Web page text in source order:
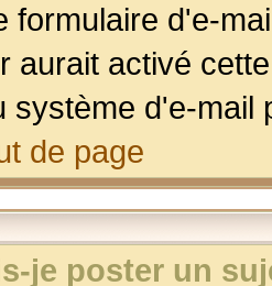
formulaire d'e-
aurait activé
système d'e-
de page
je poster un